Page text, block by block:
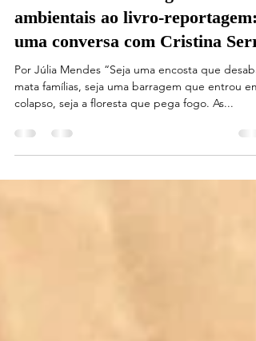
Da cobertura de tragédias
ambientais ao livro-reportagem:
uma conversa com Cristina
Por Júlia Mendes “Seja uma encosta que
colapso, seja a floresta que pega fogo. As...